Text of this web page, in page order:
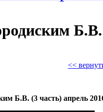
Б.В.
<<
Б.В. (3 часть) апрель